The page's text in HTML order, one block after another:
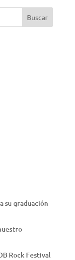
su graduación
Rock Festival